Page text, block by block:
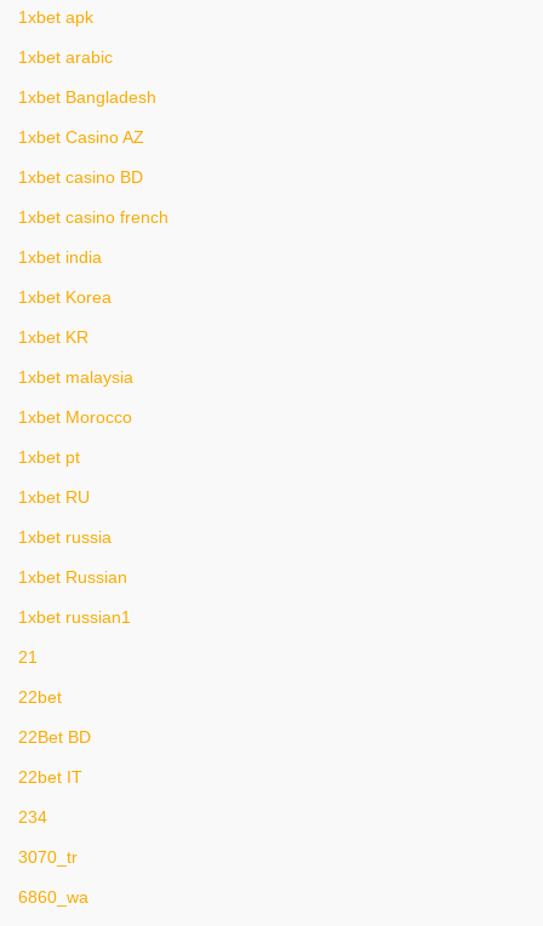
1xbet apk
1xbet arabic
1xbet Bangladesh
1xbet Casino AZ
1xbet casino BD
1xbet casino french
1xbet india
1xbet Korea
1xbet KR
1xbet malaysia
1xbet Morocco
1xbet pt
1xbet RU
1xbet russia
1xbet Russian
1xbet russian1
21
22bet
22Bet BD
22bet IT
234
3070_tr
6860_wa